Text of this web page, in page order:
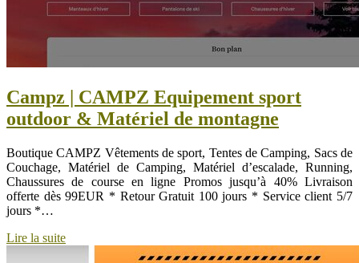
Campz | CAMPZ Equipement sport
outdoor & Matériel de montagne
Boutique CAMPZ Vêtements de sport, Tentes de Camping, Sacs de
Couchage, Matériel de Camping, Matériel d’escalade, Running,
Chaussures de course en ligne Promos jusqu’à 40% Livraison
offerte dès 99EUR * Retour Gratuit 100 jours * Service client 5/7
jours *…
Lire la suite